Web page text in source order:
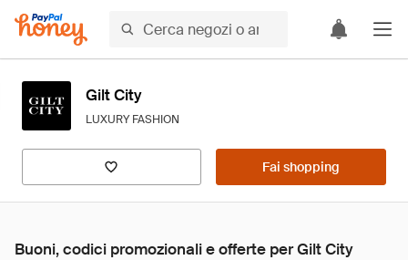
Gilt City
LUXURY FASHION
Fai shopping
Buoni, codici promozionali e offerte per Gilt City